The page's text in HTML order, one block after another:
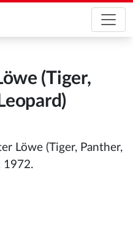
(Tiger,
Löwe (Tiger, Panther,
1972.